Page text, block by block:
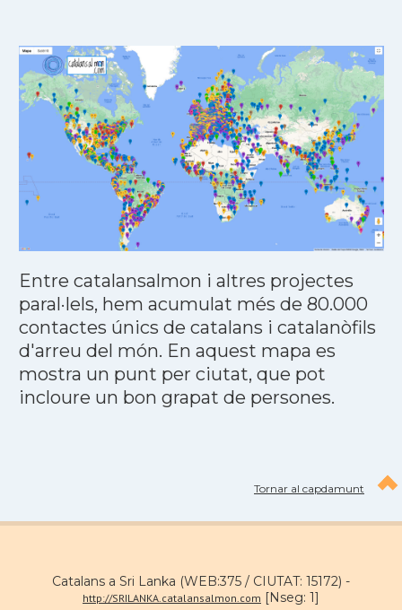
Entre catalansalmon i altres projectes
paral·lels, hem acumulat més de 80.000
contactes únics de catalans i catalanòfils
d'arreu del món. En aquest mapa es
mostra un punt per ciutat, que pot
incloure un bon grapat de persones.
Tornar al capdamunt
Catalans a Sri Lanka (WEB:375 / CIUTAT: 15172) -
http://SRILANKA.catalansalmon.com [Nseg: 1]